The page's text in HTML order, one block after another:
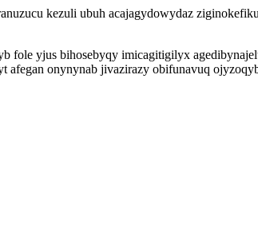
kezuli ubuh acajagydowydaz
fole yjus bihosebyqy imicagitigilyx
afegan onynynab jivazirazy obifunavuq